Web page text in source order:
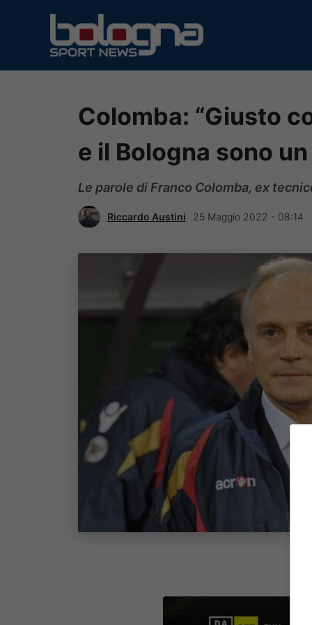
contenuto
Colomba: “Giusto
e il Bologna sono
Le parole di Franco Colomba, ex
Riccardo Austini 25 Maggio 2022 - 08:14